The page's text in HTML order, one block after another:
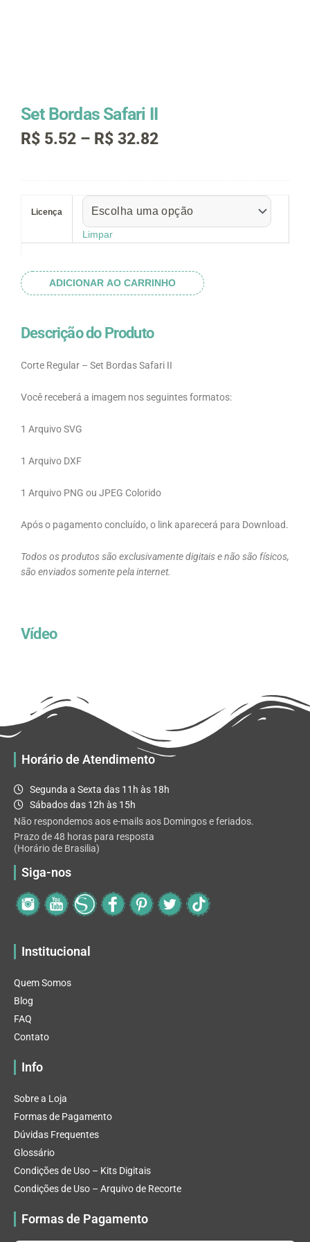
Set Bordas Safari II
R$ 5.52 – R$ 32.82Faixa
através
R$ 32.82
Licença
Limpar
Safari
ADICIONAR AO CARRINHO
Descrição do Produto
Corte Regular – Set Bordas Safari II
Você receberá a imagem nos seguintes formatos:
1 Arquivo SVG
1 Arquivo DXF
1 Arquivo PNG ou JPEG Colorido
Após o pagamento concluído, o link aparecerá para Download.
Todos os produtos são exclusivamente digitais e não são físicos,
são enviados somente pela internet.
Vídeo
Horário de Atendimento
Segunda a Sexta das 11h às 18h
Sábados das 12h às 15h
Não respondemos aos e-mails aos Domingos e feriados.
Prazo de 48 horas para resposta
(Horário de Brasilia)
Siga-nos
Institucional
Quem Somos
Blog
FAQ
Contato
Info
Sobre a Loja
Formas de Pagamento
Dúvidas Frequentes
Glossário
Condições de Uso – Kits Digitais
Condições de Uso – Arquivo de Recorte
Formas de Pagamento